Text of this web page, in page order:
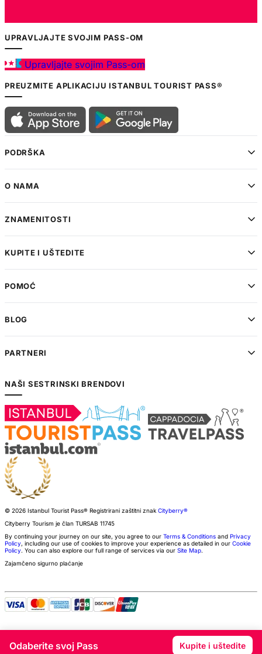
UPRAVLJAJTE SVOJIM PASS-OM
Upravljajte svojim Pass-om
PREUZMITE APLIKACIJU ISTANBUL TOURIST PASS®
PODRŠKA
O NAMA
ZNAMENITOSTI
KUPITE I UŠTEDITE
POMOĆ
BLOG
PARTNERI
NAŠI SESTRINSKI BRENDOVI
© 2026 Istanbul Tourist Pass® Registrirani zaštitni znak Cityberry®
Cityberry Tourism je član TURSAB 11745
By continuing your journey on our site, you agree to our Terms & Conditions and Privacy
Policy, including our use of cookies to improve your experience as detailed in our Cookie
Policy. You can also explore our full range of services via our Site Map.
Zajamčeno sigurno plaćanje
Odaberite svoj Pass Kupite i uštedite